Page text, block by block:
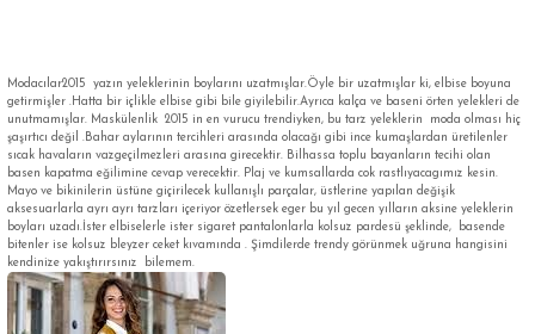
Modacılar2015 yazın yeleklerinin boylarını uzatmışlar.Öyle bir uzatmışlar ki, elbise boyuna
getirmişler .Hatta bir içlikle elbise gibi bile giyilebilir.Ayrıca kalça ve baseni örten yelekleri de
unutmamışlar. Maskülenlik 2015 in en vurucu trendiyken, bu tarz yeleklerin moda olması hiç
şaşırtıcı değil .Bahar aylarının tercihleri arasında olacağı gibi ince kumaşlardan üretilenler
sıcak havaların vazgeçilmezleri arasına girecektir. Bilhassa toplu bayanların tecihi olan
basen kapatma eğilimine cevap verecektir. Plaj ve kumsallarda cok rastlıyacagımız kesin.
Mayo ve bikinilerin üstüne giçirilecek kullanışlı parçalar, üstlerine yapılan değişik
aksesuarlarla ayrı ayrı tarzları içeriyor özetlersek eger bu yıl gecen yılların aksine yeleklerin
boyları uzadı.İster elbiselerle ister sigaret pantalonlarla kolsuz pardesü şeklinde, basende
bitenler ise kolsuz bleyzer ceket kıvamında . Şimdilerde trendy görünmek uğruna hangisini
kendinize yakıştırırsınız bilemem.